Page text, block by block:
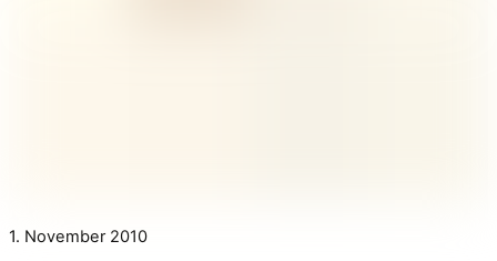
1. November 2010